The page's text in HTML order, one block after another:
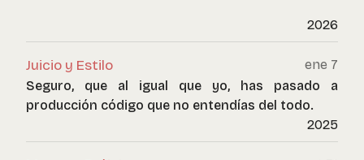
2026
Juicio y Estilo
ene 7
Seguro, que al igual que yo, has pasado a
producción código que no entendías del todo.
2025